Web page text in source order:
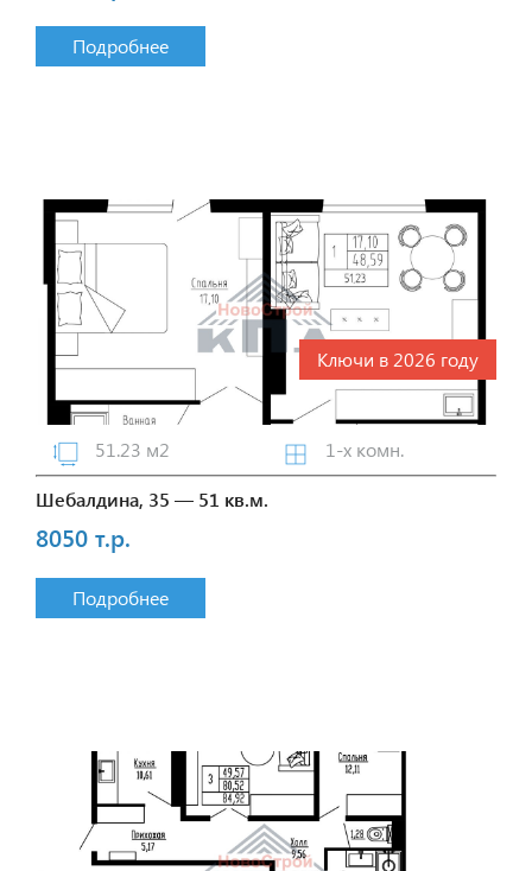
Подробнее
Ключи в 2026 году
51.23 м2
1-х комн.
Шебалдина, 35 — 51 кв.м.
8050 т.р.
Подробнее